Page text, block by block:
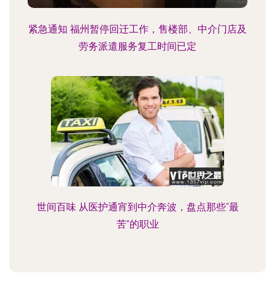
紧急通知 福州暂停回迁工作，售楼部、中介门店及
劳务派遣服务复工时间已定
世间百味 从医护通宵到中介奔波，盘点那些“最
苦”的职业